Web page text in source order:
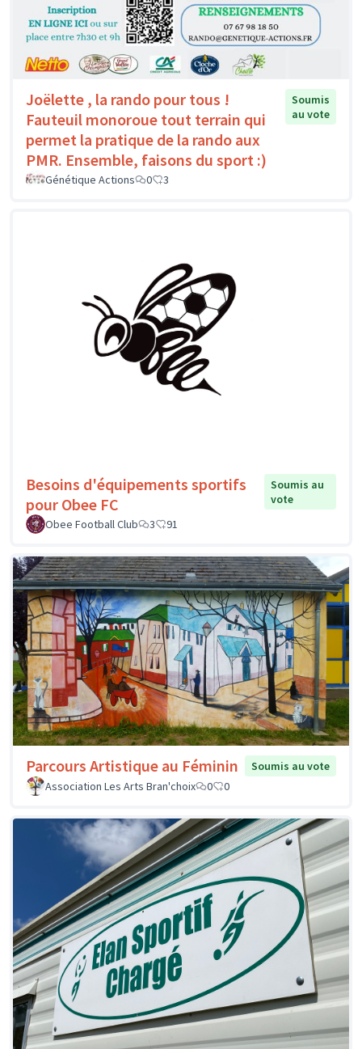
Joëlette , la rando pour tous !
Fauteuil monoroue tout terrain qui
permet la pratique de la rando aux
PMR. Ensemble, faisons du sport :)
Soumis
au vote
Génétique Actions 0 3
Besoins d'équipements sportifs
pour Obee FC
Soumis au
vote
Obee Football Club
3 91
Parcours Artistique au Féminin
Soumis au vote
Association Les Arts Bran'choix
0 0